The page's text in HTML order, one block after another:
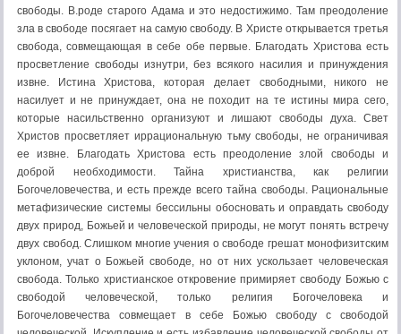
свободы. В.роде старого Адама и это недостижимо. Там преодоление
зла в свободе посягает на самую свободу. В Христе открывается третья
свобода, совмещающая в себе обе первые. Благодать Христова есть
просветление свободы изнутри, без всякого насилия и принуждения
извне. Истина Христова, которая делает свободными, никого не
насилует и не принуждает, она не походит на те истины мира сего,
которые насильственно организуют и лишают свободы духа. Свет
Христов просветляет иррациональную тьму свободы, не ограничивая
ее извне. Благодать Христова есть преодоление злой свободы и
доброй необходимости. Тайна христианства, как религии
Богочеловечества, и есть прежде всего тайна свободы. Рациональные
метафизические системы бессильны обосновать и оправдать свободу
двух природ, Божьей и человеческой природы, не могут понять встречу
двух свобод. Слишком многие учения о свободе грешат монофизитским
уклоном, учат о Божьей свободе, но от них ускользает человеческая
свобода. Только христианское откровение примиряет свободу Божью с
свободой человеческой, только религия Богочеловека и
Богочеловечества совмещает в себе Божью свободу с свободой